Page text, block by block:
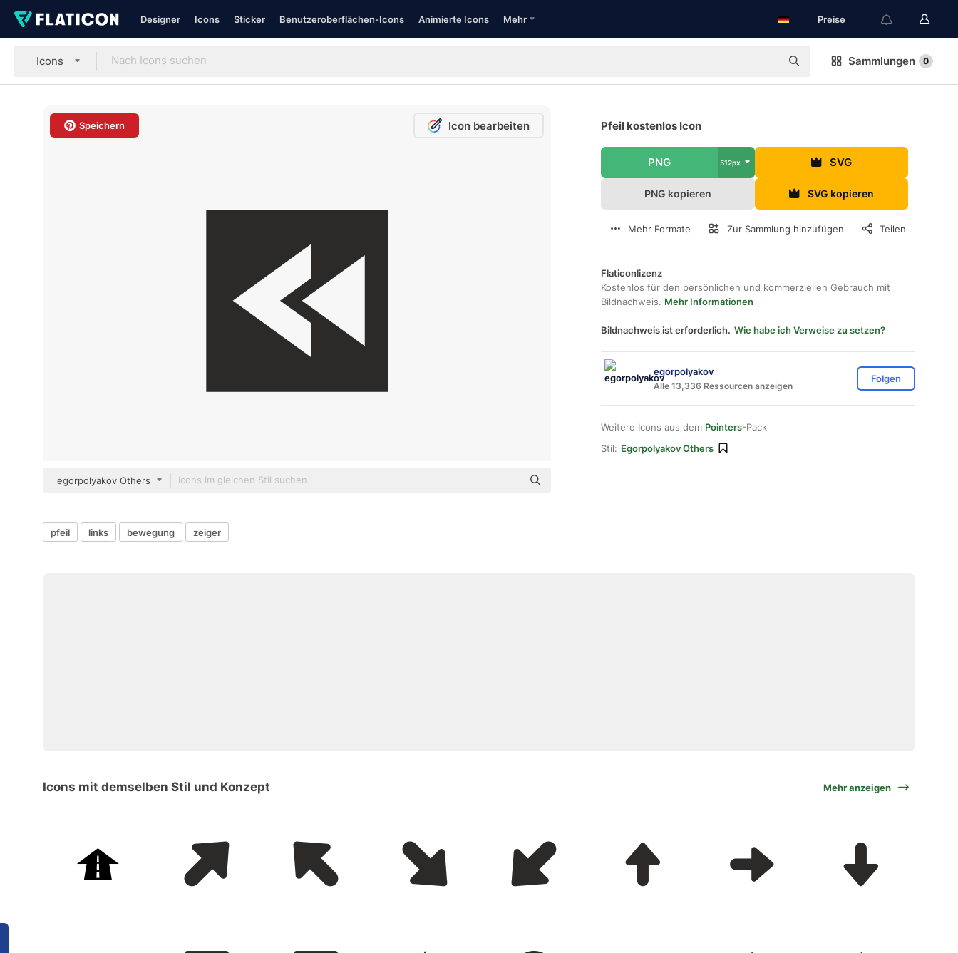
Designer Icons Sticker Benutzeroberflächen-Icons Animierte Icons Mehr Preise
Icons Sammlungen 0
Speichern Icon bearbeiten
egorpolyakov Others
Pfeil kostenlos Icon
PNG 512px SVG
PNG kopieren SVG kopieren
Mehr Formate Zur Sammlung hinzufügen Teilen
Flaticonlizenz
Kostenlos für den persönlichen und kommerziellen Gebrauch mit
Bildnachweis. Mehr Informationen
Bildnachweis ist erforderlich. Wie habe ich Verweise zu setzen?
egorpolyakov
Alle 13,336 Ressourcen anzeigen
Folgen
Weitere Icons aus dem Pointers-Pack
Stil: Egorpolyakov Others
pfeil links bewegung zeiger
Icons mit demselben Stil und Konzept Mehr anzeigen